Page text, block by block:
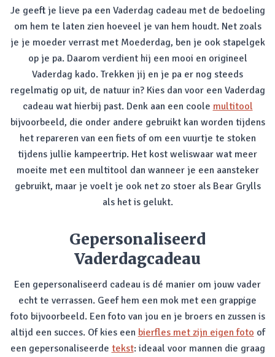
Je geeft je lieve pa een Vaderdag cadeau met de bedoeling
om hem te laten zien hoeveel je van hem houdt. Net zoals
je je moeder verrast met Moederdag, ben je ook stapelgek
op je pa. Daarom verdient hij een mooi en origineel
Vaderdag kado. Trekken jij en je pa er nog steeds
regelmatig op uit, de natuur in? Kies dan voor een Vaderdag
cadeau wat hierbij past. Denk aan een coole multitool
bijvoorbeeld, die onder andere gebruikt kan worden tijdens
het repareren van een fiets of om een vuurtje te stoken
tijdens jullie kampeertrip. Het kost weliswaar wat meer
moeite met een multitool dan wanneer je een aansteker
gebruikt, maar je voelt je ook net zo stoer als Bear Grylls
als het is gelukt.
Gepersonaliseerd
Vaderdagcadeau
Een gepersonaliseerd cadeau is dé manier om jouw vader
echt te verrassen. Geef hem een mok met een grappige
foto bijvoorbeeld. Een foto van jou en je broers en zussen is
altijd een succes. Of kies een bierfles met zijn eigen foto of
een gepersonaliseerde tekst: ideaal voor mannen die graag